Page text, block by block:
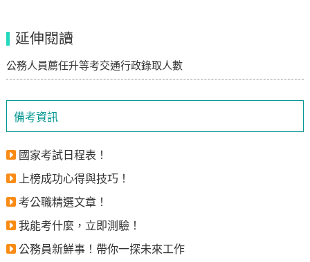
備考資訊
國家考試日程表！
上榜成功心得與技巧！
考公職精選文章！
我能考什麼，立即測驗！
公務員新鮮事！帶你一探未來工作
延伸閱讀
公務人員薦任升等考交通行政錄取人數